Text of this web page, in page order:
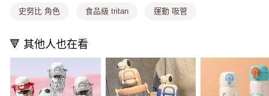
消。如遇「轉專審核」未通過狀況，表示未達大哥付你分期系統評分，恕無
1.分期款項不併入電信帳單，「大哥付你分期」於每月結算日後寄送繳費提
醒簡訊。
2.透過簡訊連結打開帳單後，可選擇「超商條碼／台灣大直營門市／銀行轉
帳／街口支付／iPASS MONEY」等通路繳費。
【注意事項】
每筆NT$80，滿NT$699(含以上)免運費
每筆NT$80，滿NT$699(含以上)免運費
萊爾富取貨付款
每筆NT$8,888，滿NT$8,888(含以上)免運費
史努比 角色 食品級 tritan 運動 吸管
🔻 其他人也在看